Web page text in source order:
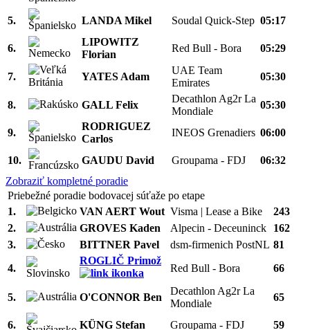
5. LANDA Mikel Soudal Quick-Step 05:17
6.
LIPOWITZ
Florian
Red Bull - Bora 05:29
7. YATES Adam
UAE Team
Emirates
05:30
8. GALL Felix
Decathlon Ag2r La
Mondiale
05:30
9.
RODRIGUEZ
Carlos
INEOS Grenadiers 06:00
10. GAUDU David Groupama - FDJ
06:32
Zobraziť kompletné poradie
Priebežné poradie bodovacej súťaže po etape
1.
VAN AERT Wout Visma | Lease a Bike
243
2.
GROVES Kaden Alpecin - Deceuninck
162
3.
BITTNER Pavel dsm-firmenich PostNL 81
4.
ROGLIČ Primož
Red Bull - Bora 66
5. O'CONNOR Ben
Decathlon Ag2r La
Mondiale
65
6. KÜNG Stefan Groupama - FDJ
59